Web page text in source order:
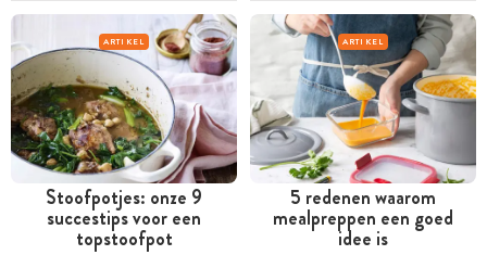
ARTIKEL
Stoofpotjes: onze 9
succestips voor een
topstoofpot
ARTIKEL
5 redenen waarom
mealpreppen een goed
idee is